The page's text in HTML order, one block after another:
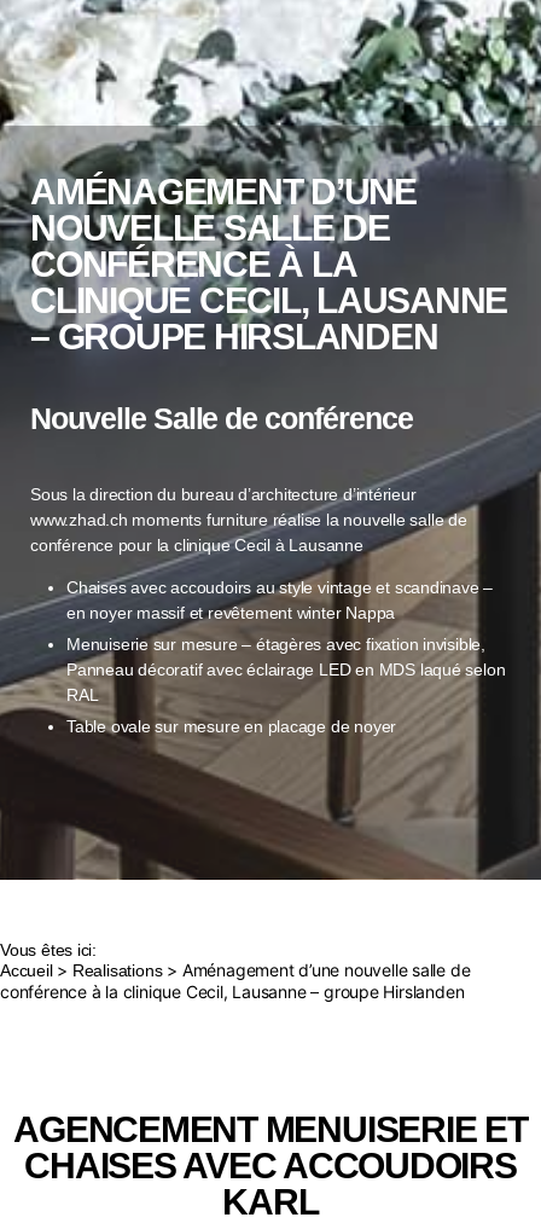
AMÉNAGEMENT D’UNE
NOUVELLE SALLE DE
CONFÉRENCE À LA
CLINIQUE CECIL, LAUSANNE
– GROUPE HIRSLANDEN
Nouvelle Salle de conférence
Sous la direction du bureau d’architecture d’intérieur
www.zhad.ch moments furniture réalise la nouvelle salle de
conférence pour la clinique Cecil à Lausanne
Chaises avec accoudoirs au style vintage et scandinave –
en noyer massif et revêtement winter Nappa
Menuiserie sur mesure – étagères avec fixation invisible,
Panneau décoratif avec éclairage LED en MDS laqué selon
RAL
Table ovale sur mesure en placage de noyer
Vous êtes ici:
Accueil> Realisations> Aménagement d’une nouvelle salle de
conférence à la clinique Cecil, Lausanne – groupe Hirslanden
AGENCEMENT MENUISERIE ET
CHAISES AVEC ACCOUDOIRS
KARL